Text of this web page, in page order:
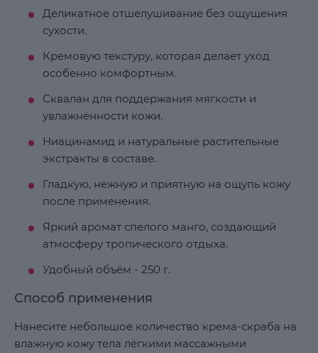
Деликатное отшелушивание без ощущения
сухости.
Кремовую текстуру, которая делает уход
особенно комфортным.
Сквалан для поддержания мягкости и
увлажнённости кожи.
Ниацинамид и натуральные растительные
экстракты в составе.
Гладкую, нежную и приятную на ощупь кожу
после применения.
Яркий аромат спелого манго, создающий
атмосферу тропического отдыха.
Удобный объём - 250 г.
Способ применения
Нанесите небольшое количество крема-скраба на
влажную кожу тела лёгкими массажными